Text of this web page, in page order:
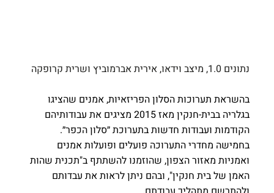
נתונים 1.0, מיצב וידאו, אירית אברמוביץ ושרית קרופקה
בהשראת תערוכות הסלון הפריזאיות, אמנים שהציגו
בגלריה בבית-חנקין מאז 2015 מציגים את עבודותיהם
הקודמות ועבודות חדשות בתערוכת ״סלון הכפר״.
בחמישה מחדרי התערוכה פועלים ופועלות אמנים
ואמניות מאזור הצפון, שהוזמנו להשתתף ב"תכנית שהות
האמן של בית חנקין", ובהם ניתן לראות את עבדותם